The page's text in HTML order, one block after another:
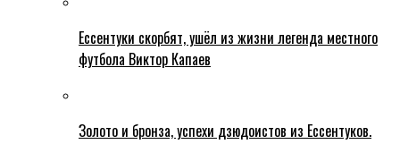
Ессентуки скорбят, ушёл из жизни легенда местного
футбола Виктор Капаев
Золото и бронза, успехи дзюдоистов из Ессентуков.